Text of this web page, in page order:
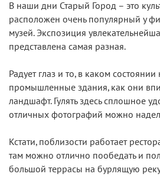
В наши дни Старый Город – это
расположен очень популярный у
музей. Экспозиция
представлена самая разная.
Радует глаз и то, в каком
промышленные здания, как они
ландшафт. Гулять здесь сплошное
отличных фотографий можно
Кстати, поблизости работает
там можно отлично пообедать и
большой террасы на бурлящую